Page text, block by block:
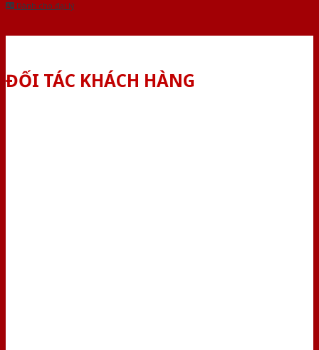
Dành cho đại lý
ĐỐI TÁC KHÁCH HÀNG